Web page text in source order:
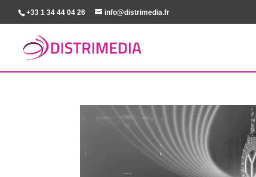
+33 1 34 44 04 26 info@distrimedia.fr